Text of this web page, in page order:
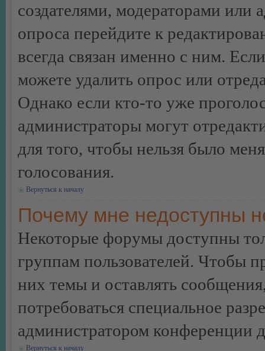
создателями, модераторами или
опроса перейдите к
всегда связан именно с ним.
можете удалить опрос или
Однако если кто-то уже
администраторы могут
для того, чтобы нельзя было
голосования.
Вернуться к началу
Почему мне недоступны
Некоторые форумы доступны
группам пользователей. Чтобы
них темы и оставлять
потребоваться специальное
администратором конференции
Вернуться к началу